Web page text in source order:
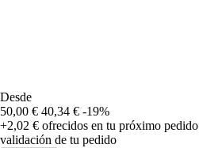
Desde
50,00 € 40,34 € -19%
+2,02 € ofrecidos en tu próximo pedido
validación de tu pedido